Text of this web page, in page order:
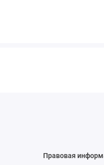
Правовая